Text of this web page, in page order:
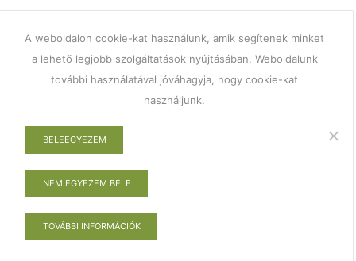
A weboldalon cookie-kat használunk, amik segítenek minket
a lehető legjobb szolgáltatások nyújtásában. Weboldalunk
további használatával jóváhagyja, hogy cookie-kat
használjunk.
BELEEGYEZEM
NEM EGYEZEM BELE
TOVÁBBI INFORMÁCIÓK